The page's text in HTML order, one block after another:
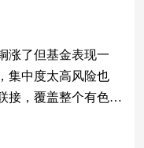
涨了但基金表现一
集中度太高风险也
接，覆盖整个有色板
的时候铝股涨，板块
一品种更适合大多数